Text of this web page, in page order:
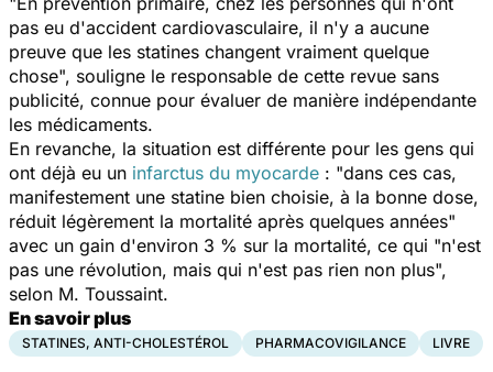
pas eu d'accident cardiovasculaire, il n'y a aucune
preuve que les statines changent vraiment quelque
chose", souligne le responsable de cette revue sans
publicité, connue pour évaluer de manière indépendante
les médicaments.
En revanche, la situation est différente pour les gens qui
ont déjà eu un infarctus du myocarde : "dans ces cas,
manifestement une statine bien choisie, à la bonne dose,
réduit légèrement la mortalité après quelques années"
avec un gain d'environ 3 % sur la mortalité, ce qui "n'est
pas une révolution, mais qui n'est pas rien non plus",
selon M. Toussaint.
En savoir plus
STATINES, ANTI-CHOLESTÉROL PHARMACOVIGILANCE LIVRE